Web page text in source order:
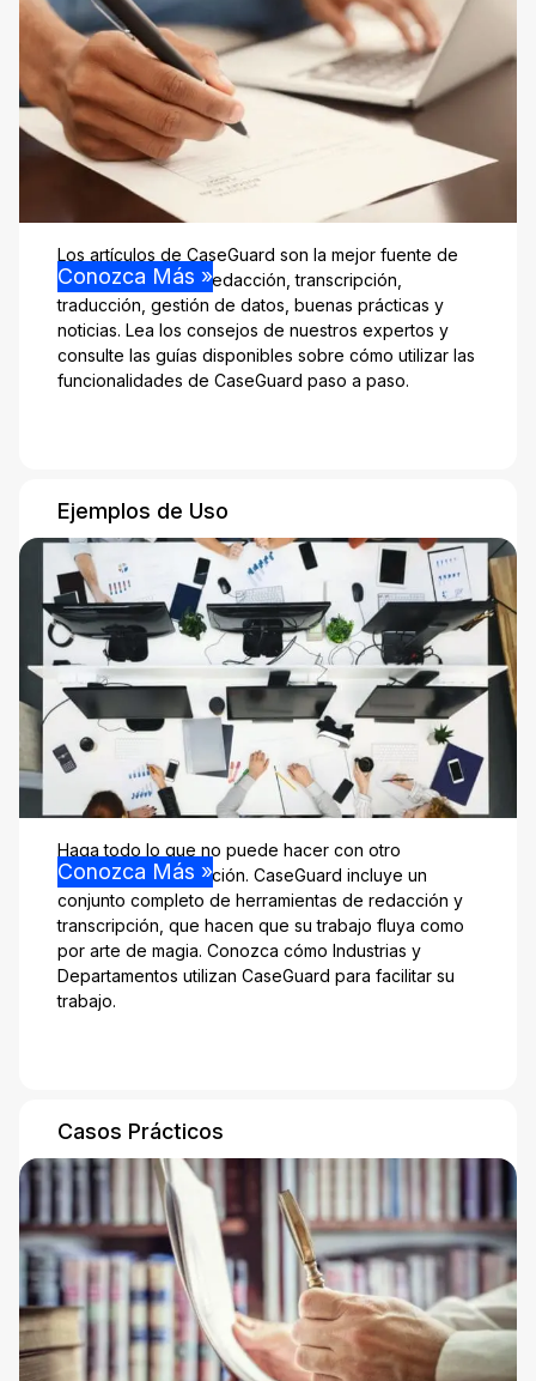
Los artículos de CaseGuard son la mejor fuente de
información sobre redacción, transcripción,
traducción, gestión de datos, buenas prácticas y
noticias. Lea los consejos de nuestros expertos y
consulte las guías disponibles sobre cómo utilizar las
funcionalidades de CaseGuard paso a paso.
Conozca Más »
Ejemplos de Uso
Haga todo lo que no puede hacer con otro
programa de redacción. CaseGuard incluye un
conjunto completo de herramientas de redacción y
transcripción, que hacen que su trabajo fluya como
por arte de magia. Conozca cómo Industrias y
Departamentos utilizan CaseGuard para facilitar su
trabajo.
Conozca Más »
Casos Prácticos